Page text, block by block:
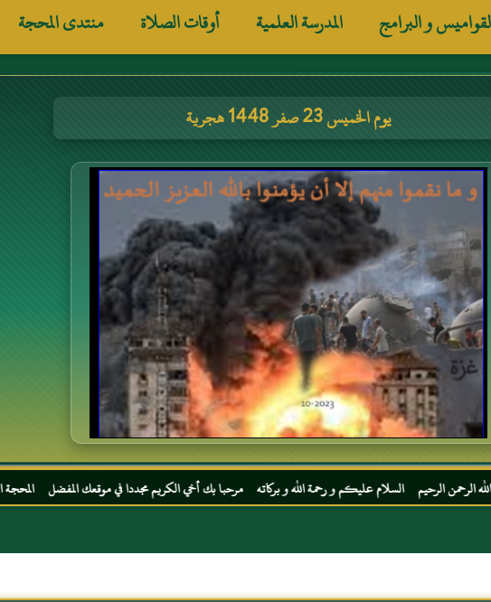
و البرامج المدرسة العلمية أوقات الصلاة منتدى المحجة
يوم الخميس 23 صفر 1448 هجرية
السلام عليكم و رحمة الله و بركاته مرحبا بك أخي الكريم مجددا في موقعك المفضل المحجة البيضاء موقع